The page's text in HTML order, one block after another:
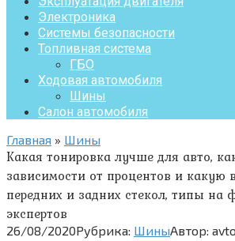
Электроника
Системы безопасности
Топливная система
ГБО
Ходовая автомобиля
Шины
Салон автомобиля
Главная » Шины
Какая тонировка лучше для авто,
зависимости от процентов и какую
передних и задних стекол, типы на
экспертов
26/08/2020Рубрика: ШиныАвтор: